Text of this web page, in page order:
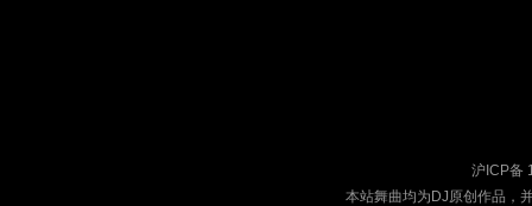
沪ICP备
本站舞曲均为DJ原创作品，